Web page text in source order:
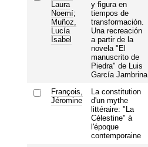
Laura
Noemí;
Muñoz,
Lucía
Isabel
y figura en
tiempos de
transformación.
Una recreación
a partir de la
novela "El
manuscrito de
Piedra" de Luis
García Jambrina
François,
Jéromine
La constitution
d'un mythe
littéraire: "La
Célestine" à
l'époque
contemporaine